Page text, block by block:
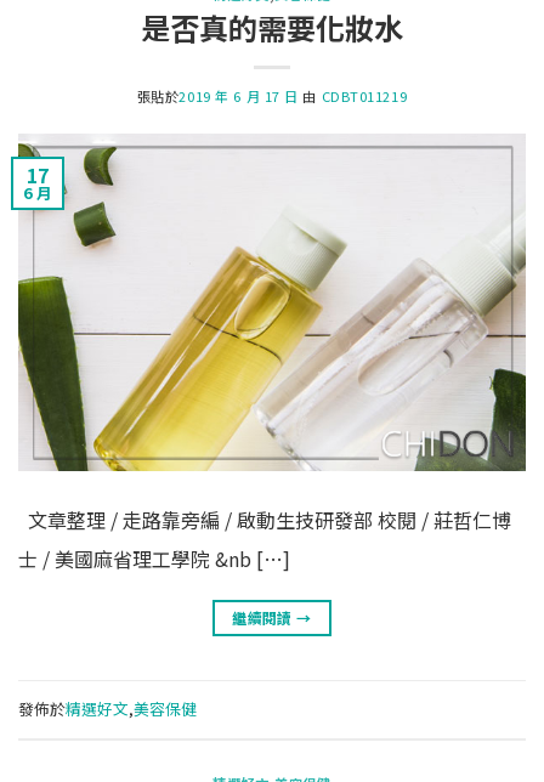
是否真的需要化妝水
張貼於2019 年 6 月 17 日 由 CDBT011219
17
6 月
文章整理 / 走路靠旁編 / 啟動生技研發部 校閱 / 莊哲仁博
士 / 美國麻省理工學院 &nb […]
繼續閱讀→
發佈於精選好文,美容保健